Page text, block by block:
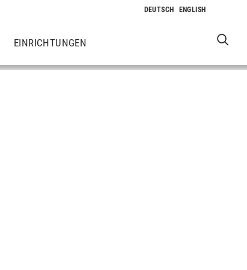
EINRICHTUNGEN